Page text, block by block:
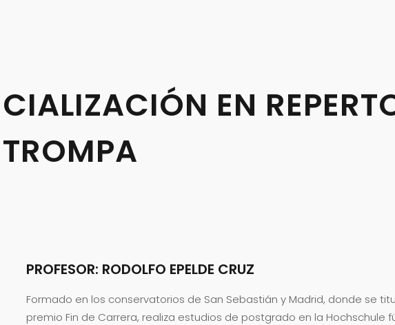
EN
PROFESOR: RODOLFO EPELDE CRUZ
Formado en los conservatorios de San Sebastián y Madrid, donde se
premio Fin de Carrera, realiza estudios de postgrado en la Hochschule